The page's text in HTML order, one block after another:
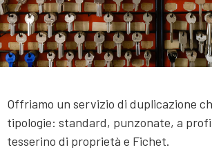
Offriamo un servizio di duplicazione
tipologie: standard, punzonate, a
tesserino di proprietà e Fichet.